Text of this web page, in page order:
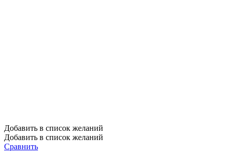
Добавить в список желаний
Добавить в список желаний
Сравнить